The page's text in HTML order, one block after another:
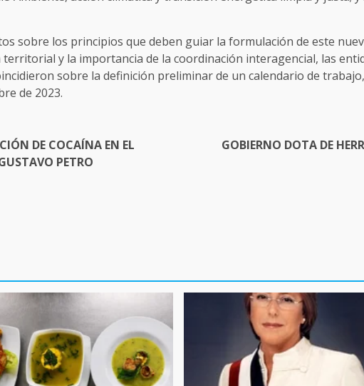
sobre los principios que deben guiar la formulación de este
y la importancia de la coordinación interagencial, las
sobre la definición preliminar de un calendario de
de 2023.
DE COCAÍNA EN EL
PETRO
GOBIERNO DOTA DE